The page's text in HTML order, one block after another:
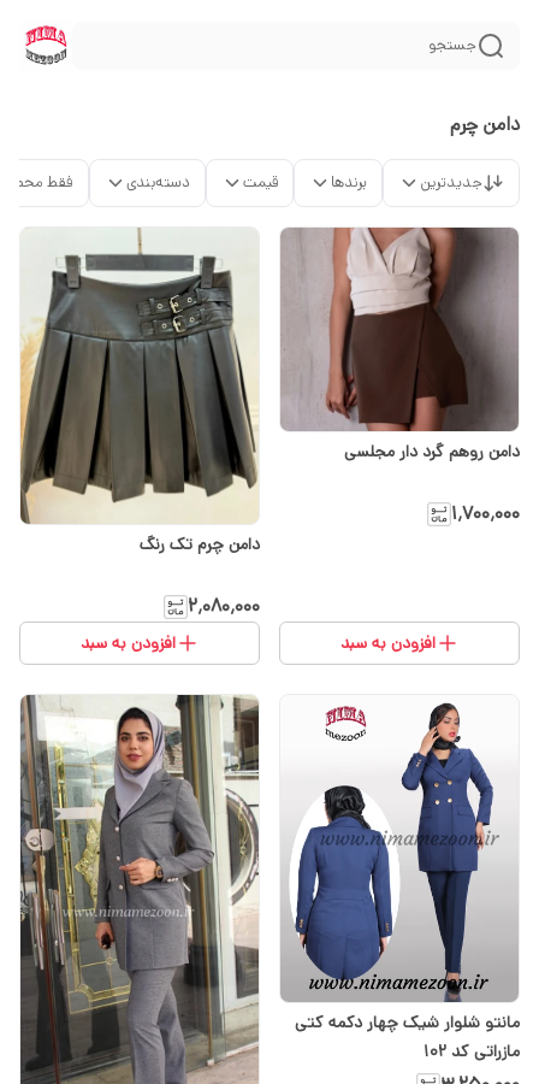
جستجو
دامن چرم
جدیدترین برندها قیمت دسته‌بندی فقط
دامن روهم گرد دار مجلسی
۱٬۷۰۰٬۰۰۰
افزودن به سبد
دامن چرم تک رنگ
۲٬۰۸۰٬۰۰۰
افزودن به سبد
مانتو شلوار شیک چهار دکمه کتی
مازراتی کد 102